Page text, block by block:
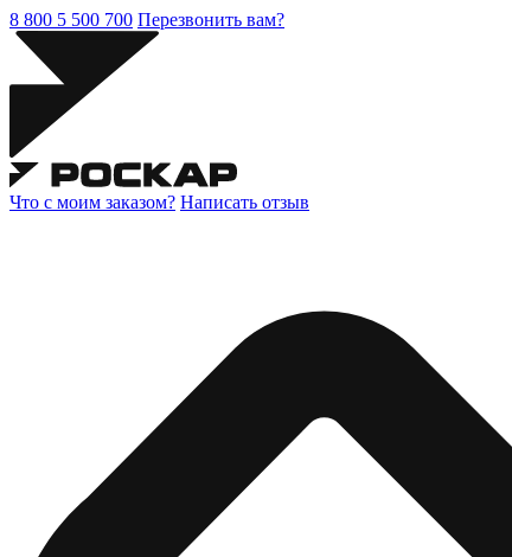
8 800 5 500 700 Перезвонить вам?
Что с моим заказом? Написать отзыв